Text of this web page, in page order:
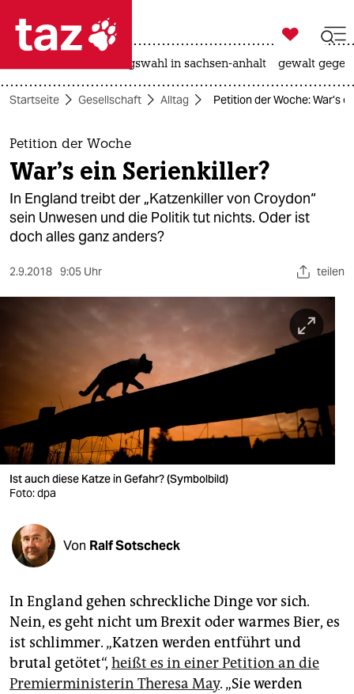
 taz zahl ich
taz zahl ich
themen
politik
öko
gesellschaft
wahrheit
verlag
verlag
veranstaltungen
shop
unterstützen
abo
genossenschaft

taz zahl ich
landtagswahl in sachsen-anhalt gewalt
Startseite Gesellschaft Alltag Petition der Woche: War’s
Petition der Woche
War’s ein Serienkiller?
In England treibt der „Katzenkiller von Croydon“
sein Unwesen und die Politik tut nichts. Oder ist
doch alles ganz anders?
2.9.2018 9:05 Uhr teilen
Ist auch diese Katze in Gefahr? (Symbolbild)
Foto: dpa
Von Ralf Sotscheck
In England gehen schreckliche Dinge vor sich.
Nein, es geht nicht um Brexit oder warmes Bier, es
ist schlimmer. „Katzen werden entführt und
brutal getötet“, heißt es in einer Petition an die
Premierministerin Theresa May. „Sie werden